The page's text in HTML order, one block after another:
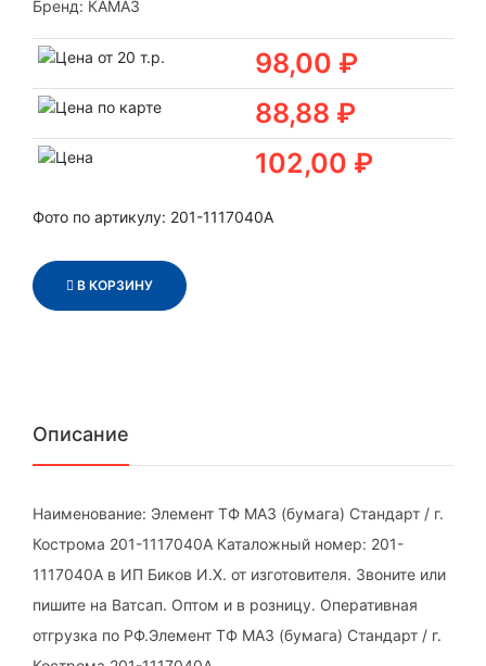
Бренд: КАМАЗ
98,00 ₽
88,88 ₽
102,00 ₽
Фото по артикулу: 201-1117040A
В КОРЗИНУ
Описание
Наименование: Элемент ТФ МАЗ (бумага) Стандарт / г.
Кострома 201-1117040А Каталожный номер: 201-
1117040А в ИП Биков И.Х. от изготовителя. Звоните или
пишите на Ватсап. Оптом и в розницу. Оперативная
отгрузка по РФ.Элемент ТФ МАЗ (бумага) Стандарт / г.